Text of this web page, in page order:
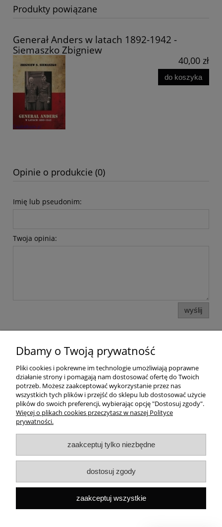
Produkty powiązane
Generał Anders w latach 1892-1942 -
Siemaszko Zbigniew
40,00 zł
do koszyka
Opinie o produkcie (0)
Imię lub pseudonim:
Twoja opinia:
wyślij
Pomoc
Dostawa
Moje konto
O firmie
Rekomendowane strony
Szybki kontakt
Capital ul. Tenisowa 8/U1, 02-602 Warszawa, Tel:+48
Dbamy o Twoją prywatność
Pliki cookies i pokrewne im technologie umożliwiają poprawne
działanie strony i pomagają nam dostosować ofertę do Twoich
potrzeb. Możesz zaakceptować wykorzystanie przez nas
wszystkich tych plików i przejść do sklepu lub dostosować użycie
plików do swoich preferencji, wybierając opcję "Dostosuj zgody".
Więcej o plikach cookies przeczytasz w naszej Polityce
prywatności.
zaakceptuj tylko niezbędne
dostosuj zgody
zaakceptuj wszystkie